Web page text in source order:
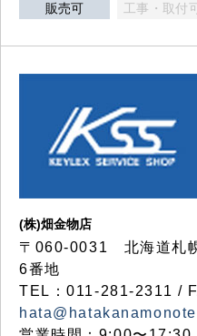
販売可 工事・取付
(株)畑金物店
〒060-0031 北海道札
6番地
TEL：011-281-2311 /